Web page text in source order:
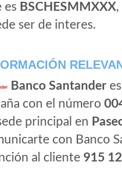
es BSCHESMMXXX
ser de interes.
Banco Santander
con el número
principal en
con Banco
al cliente 915